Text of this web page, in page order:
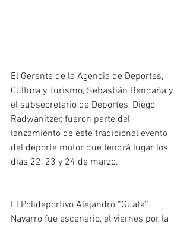
El Gerente de la Agencia de Deportes,
Cultura y Turismo, Sebastián Bendaña y
el subsecretario de Deportes, Diego
Radwanitzer, fueron parte del
lanzamiento de este tradicional evento
del deporte motor que tendrá lugar los
días 22, 23 y 24 de marzo.
El Polideportivo Alejandro “Guata”
Navarro fue escenario, el viernes por la